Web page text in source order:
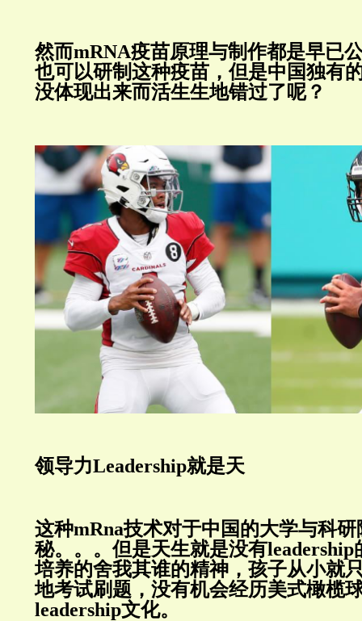
然而mRNA疫苗原理与制作都是早已
也可以研制这种疫苗，但是中国独有
没体现出来而活生生地错过了呢？
领导力Leadership就是天
这种mRna技术对于中国的大学与科
秘。。。但是天生就是没有
培养的舍我其谁的精神，孩子从小就
地考试刷题，没有机会经历美式橄榄
leadership文化。